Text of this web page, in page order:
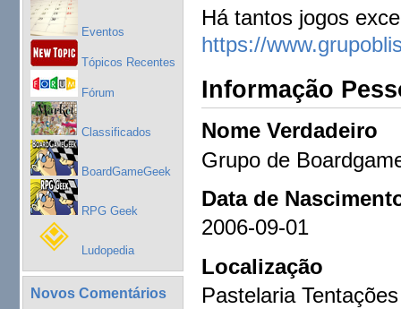
Eventos
Tópicos Recentes
Fórum
Classificados
BoardGameGeek
RPG Geek
Ludopedia
Novos Comentários
Há tantos jogos
https://
Informação
Nome Verdadeiro
Grupo de
Data de
2006-09-01
Localização
Pastelaria